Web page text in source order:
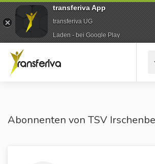
Abonnenten von TSV
transferiva App
transferiva UG
Laden - bei Google Play